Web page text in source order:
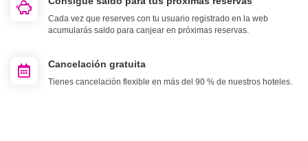
Cada vez que reserves con tu usuario registrado en la web
acumularás saldo para canjear en próximas reservas.
Cancelación gratuita
Tienes cancelación flexible en más del 90 % de nuestros hoteles.